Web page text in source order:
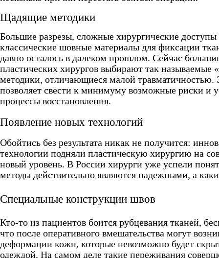
Щадящие методики
Большие разрезы, сложные хирургические доступы
классические шовные материалы для фиксации
давно осталось в далеком прошлом. Сейчас
пластических хирургов выбирают так называемые
методики, отличающиеся малой травматичностью.
позволяет свести к минимуму возможные риски и
процессы восстановления.
Появление новых технологий
Обойтись без результата никак не получится:
технологии подняли пластическую хирургию на
новый уровень. В России хирурги уже успели
методы действительно являются надежными, а
Специальные конструкции швов
Кто-то из пациентов боится рубцевания тканей,
что после оперативного вмешательства могут
деформации кожи, которые невозможно будет
одеждой. На самом деле такие переживания